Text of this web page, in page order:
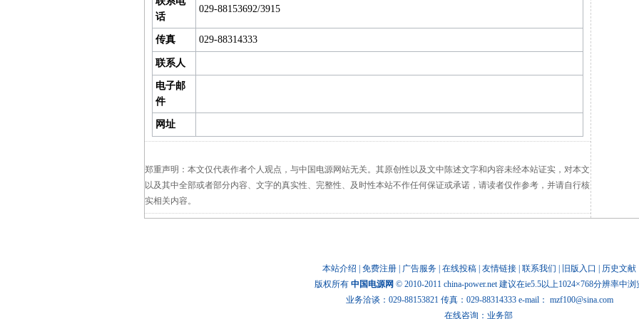
话
029-88153692/3915
传真 029-88314333
联系人
电子邮
件
网址
郑重声明：本文仅代表作者个人观点，与中国电源网站无关。其原创性以及文中陈述文字和内容未经本站证实，对本文
以及其中全部或者部分内容、文字的真实性、完整性、及时性本站不作任何保证或承诺，请读者仅作参考，并请自行核
实相关内容。
本站介绍 免费注册 广告服务 在线投稿 友情链接 联系我们 旧版入口
历史文献
版权所有 中国电源网 © 2010-2011 china-power.net 建议在ie5.5以上1024×768分辨率中浏
业务洽谈：029-88153821 传真：029-88314333 e-mail： mzf100@sina.com
在线咨询：业务部